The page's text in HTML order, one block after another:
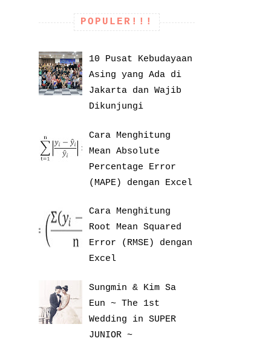
POPULER!!!
10 Pusat Kebudayaan
Asing yang Ada di
Jakarta dan Wajib
Dikunjungi
Cara Menghitung
Mean Absolute
Percentage Error
(MAPE) dengan Excel
Cara Menghitung
Root Mean Squared
Error (RMSE) dengan
Excel
Sungmin & Kim Sa
Eun ~ The 1st
Wedding in SUPER
JUNIOR ~